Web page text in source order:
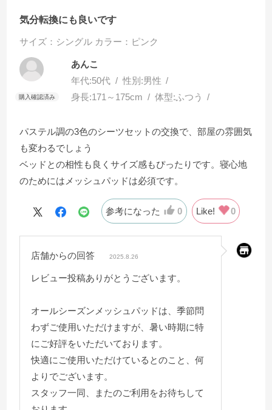
気分転換にも良いです
サイズ：シングル カラー：ピンク
あんこ
年代:50代 性別:男性
身長:171～175cm 体型:ふつう
パステル調の3色のシーツセットの交換で、部屋の雰囲気
も変わるでしょう
ベッドとの相性も良くサイズ感もぴったりです。寝心地
のためにはメッシュパッドは必須です。
参考になった 0 Like! 0
店舗からの回答 2025.8.26
レビュー投稿ありがとうございます。
オールシーズンメッシュパッドは、季節問
わずご使用いただけますが、暑い時期に特
にご好評をいただいております。
快適にご使用いただけているとのこと、何
よりでございます。
スタッフ一同、またのご利用をお待ちして